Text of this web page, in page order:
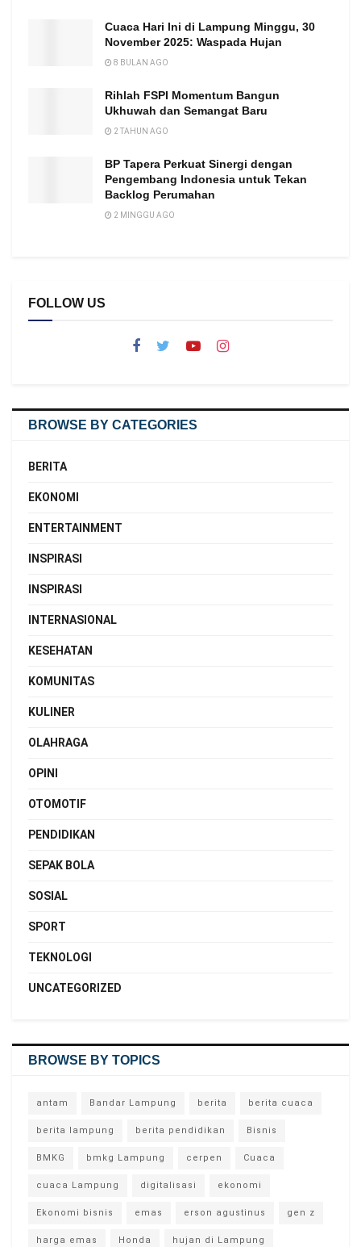
Cuaca Hari Ini di Lampung Minggu, 30
November 2025: Waspada Hujan
8 BULAN AGO
Rihlah FSPI Momentum Bangun
Ukhuwah dan Semangat Baru
2 TAHUN AGO
BP Tapera Perkuat Sinergi dengan
Pengembang Indonesia untuk Tekan
Backlog Perumahan
2 MINGGU AGO
FOLLOW US
BROWSE BY CATEGORIES
BERITA
EKONOMI
ENTERTAINMENT
INSPIRASI
INSPIRASI
INTERNASIONAL
KESEHATAN
KOMUNITAS
KULINER
OLAHRAGA
OPINI
OTOMOTIF
PENDIDIKAN
SEPAK BOLA
SOSIAL
SPORT
TEKNOLOGI
UNCATEGORIZED
BROWSE BY TOPICS
antam Bandar Lampung berita berita cuaca
berita lampung berita pendidikan Bisnis
BMKG bmkg Lampung cerpen Cuaca
cuaca Lampung digitalisasi ekonomi
Ekonomi bisnis emas erson agustinus gen z
harga emas Honda hujan di Lampung